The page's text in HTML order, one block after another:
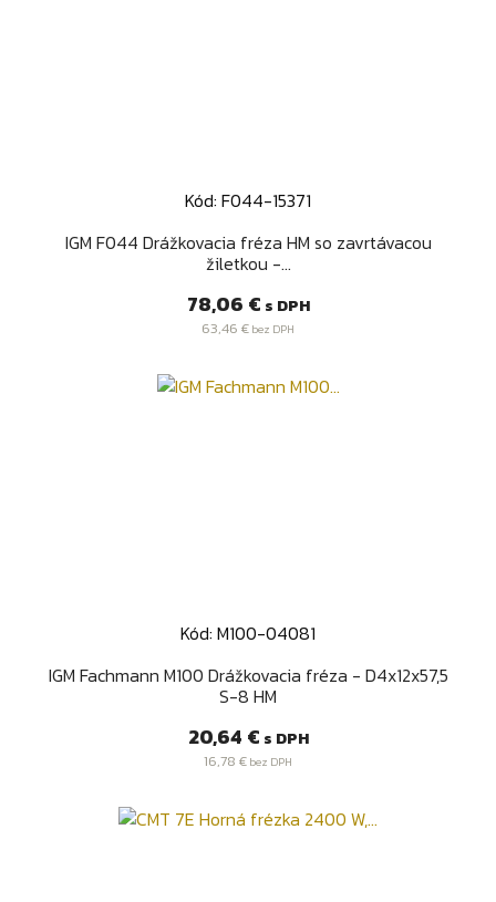
Kód: F044-15371
IGM F044 Drážkovacia fréza HM so zavrtávacou
žiletkou -...
Cena
78,06 € s DPH
63,46 € bez DPH
Kód: M100-04081
IGM Fachmann M100 Drážkovacia fréza - D4x12x57,5
S-8 HM
Cena
20,64 € s DPH
16,78 € bez DPH